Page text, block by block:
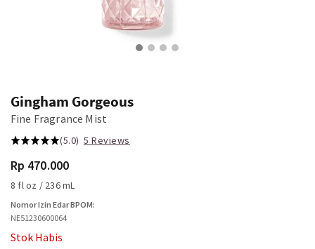
Gingham Gorgeous
Fine Fragrance Mist
(5.0) 5 Reviews
Rp 470.000
8 fl oz / 236 mL
Nomor Izin Edar BPOM:
NE51230600064
Stok Habis